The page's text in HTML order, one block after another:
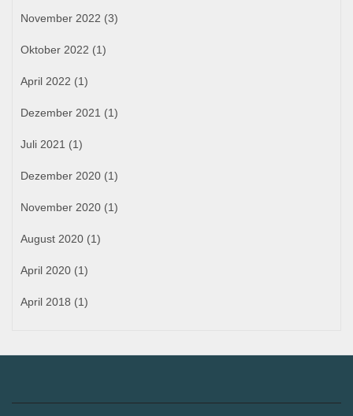
November 2022 (3)
Oktober 2022 (1)
April 2022 (1)
Dezember 2021 (1)
Juli 2021 (1)
Dezember 2020 (1)
November 2020 (1)
August 2020 (1)
April 2020 (1)
April 2018 (1)